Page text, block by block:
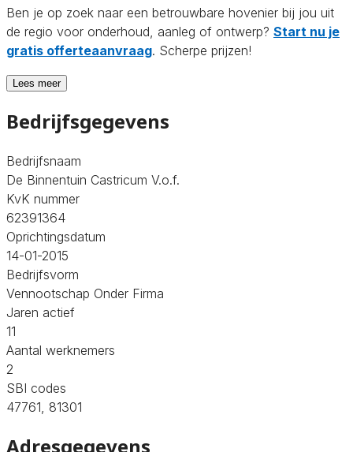
Ben je op zoek naar een betrouwbare hovenier bij jou uit
de regio voor onderhoud, aanleg of ontwerp? Start nu je
gratis offerteaanvraag. Scherpe prijzen!
Lees meer
Bedrijfsgegevens
Bedrijfsnaam
De Binnentuin Castricum V.o.f.
KvK nummer
62391364
Oprichtingsdatum
14-01-2015
Bedrijfsvorm
Vennootschap Onder Firma
Jaren actief
11
Aantal werknemers
2
SBI codes
47761, 81301
Adresgegevens